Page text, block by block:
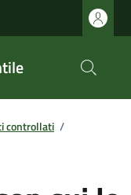
controllati /